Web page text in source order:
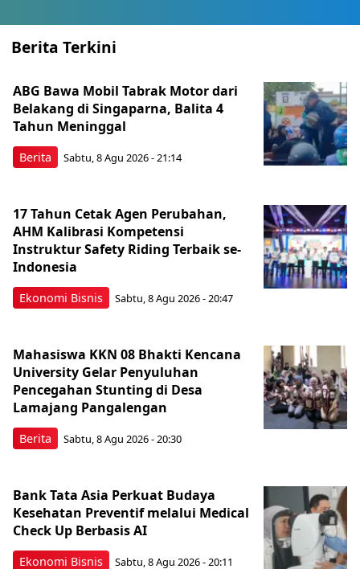
Berita Terkini
Berita
ABG Bawa Mobil Tabrak Motor dari
Belakang di Singaparna, Balita 4
Tahun Meninggal
Sabtu, 8 Agu 2026 - 21:14
Ekonomi Bisnis
17 Tahun Cetak Agen Perubahan,
AHM Kalibrasi Kompetensi
Instruktur Safety Riding Terbaik se-
Indonesia
Sabtu, 8 Agu 2026 - 20:47
Berita
Mahasiswa KKN 08 Bhakti Kencana
University Gelar Penyuluhan
Pencegahan Stunting di Desa
Lamajang Pangalengan
Sabtu, 8 Agu 2026 - 20:30
Ekonomi Bisnis
Bank Tata Asia Perkuat Budaya
Kesehatan Preventif melalui Medical
Check Up Berbasis AI
Sabtu, 8 Agu 2026 - 20:11